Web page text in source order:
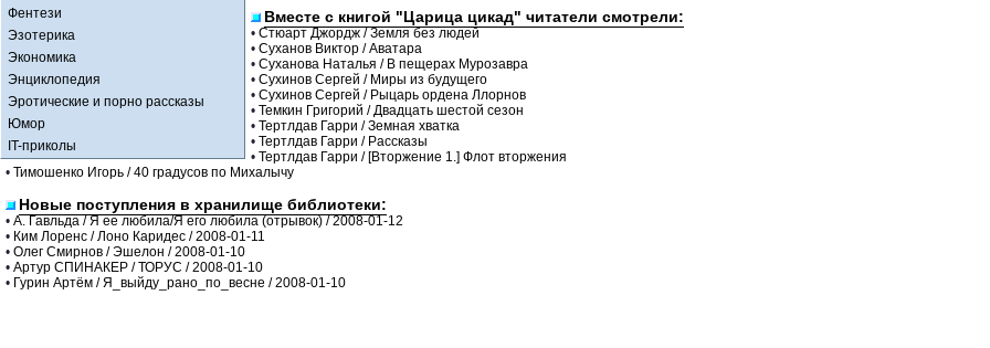
Фентези
Эзотерика
Экономика
Энциклопедия
Эротические и порно рассказы
Юмор
IT-приколы
Вместе с книгой "Царица цикад" читатели смотрели:
• Стюарт Джордж / Земля без людей
• Суханов Виктор / Аватара
• Суханова Наталья / В пещерах Мурозавра
• Сухинов Сергей / Миры из будущего
• Сухинов Сергей / Рыцарь ордена Ллорнов
• Темкин Григорий / Двадцать шестой сезон
• Тертлдав Гарри / Земная хватка
• Тертлдав Гарри / Рассказы
• Тертлдав Гарри / [Вторжение 1.] Флот вторжения
• Тимошенко Игорь / 40 градусов по Михалычу
Новые поступления в хранилище библиотеки:
• А. Гавльда / Я ее любила/Я его любила (отрывок) / 2008-01-12
• Ким Лоренс / Лоно Каридес / 2008-01-11
• Олег Смирнов / Эшелон / 2008-01-10
• Артур СПИНАКЕР / ТОРУС / 2008-01-10
• Гурин Артём / Я_выйду_рано_по_весне / 2008-01-10